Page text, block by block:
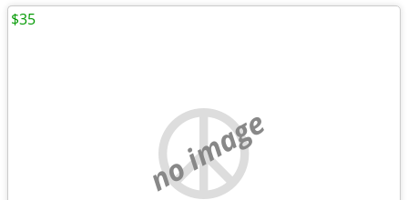
no image
$35